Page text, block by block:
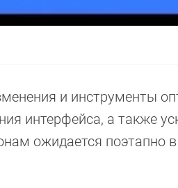
и инструменты
интерфейса, а также
ожидается поэтапно